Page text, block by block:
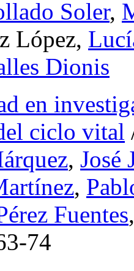
Soler,
López,
Dionis
en
ciclo vital
, José
,
Fuentes
74